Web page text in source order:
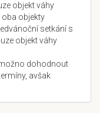
objekt váhy
oba objekty
setkání s
objekt váhy
dohodnout
avšak